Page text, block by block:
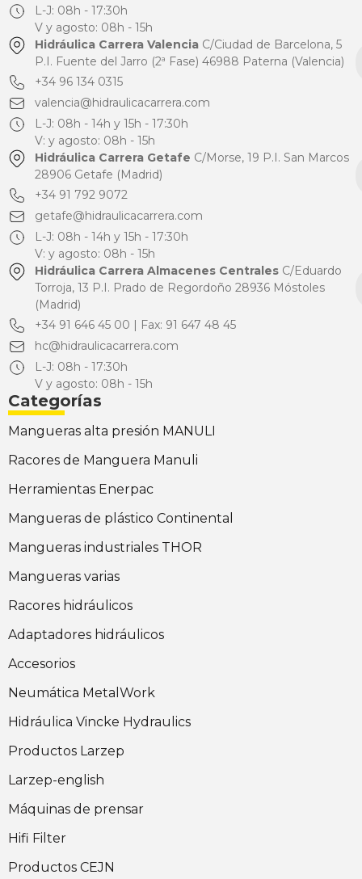
L-J: 08h - 17:30h
V y agosto: 08h - 15h
Hidráulica Carrera ValenciaC/Ciudad de Barcelona, 5
P.I. Fuente del Jarro (2ª Fase) 46988 Paterna (Valencia)
+34 96 134 0315
valencia@hidraulicacarrera.com
L-J: 08h - 14h y 15h - 17:30h
V: y agosto: 08h - 15h
Hidráulica Carrera Getafe C/Morse, 19 P.I. San Marcos
28906 Getafe (Madrid)
+34 91 792 9072
getafe@hidraulicacarrera.com
L-J: 08h - 14h y 15h - 17:30h
V: y agosto: 08h - 15h
Hidráulica Carrera Almacenes CentralesC/Eduardo
Torroja, 13 P.I. Prado de Regordoño 28936 Móstoles
(Madrid)
+34 91 646 45 00 | Fax: 91 647 48 45
hc@hidraulicacarrera.com
L-J: 08h - 17:30h
V y agosto: 08h - 15h
Categorías
Mangueras alta presión MANULI
Racores de Manguera Manuli
Herramientas Enerpac
Mangueras de plástico Continental
Mangueras industriales THOR
Mangueras varias
Racores hidráulicos
Adaptadores hidráulicos
Accesorios
Neumática MetalWork
Hidráulica Vincke Hydraulics
Productos Larzep
Larzep-english
Máquinas de prensar
Hifi Filter
Productos CEJN